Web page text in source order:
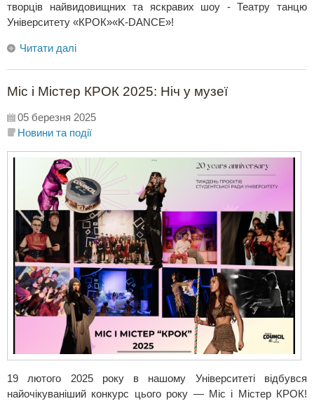
творців найвидовищних та яскравих шоу - Театру танцю
Університету «КРОК»«K-DANCE»!
Читати далі
Міс і Містер КРОК 2025: Ніч у музеї
05 березня 2025
Новини та події
19 лютого 2025 року в нашому Університеті відбувся
найочікуваніший конкурс цього року — Міс і Містер КРОК!